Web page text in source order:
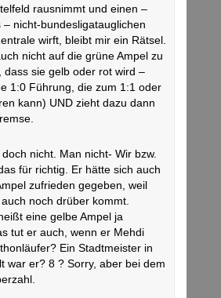
rausnimmt und einen –
– nicht-bundesligatauglichen
wirft, bleibt mir ein Rätsel.
nicht auf die grüne Ampel zu
dass sie gelb oder rot wird –
1:0 Führung, die zum 1:1 oder
kann) UND zieht dazu dann
nicht. Man nicht- Wir bzw.
für richtig. Er hätte sich auch
zufrieden gegeben, weil
noch drüber kommt.
eine gelbe Ampel ja
tut er auch, wenn er Mehdi
Ein Stadtmeister in
war er? 8 ? Sorry, aber bei dem